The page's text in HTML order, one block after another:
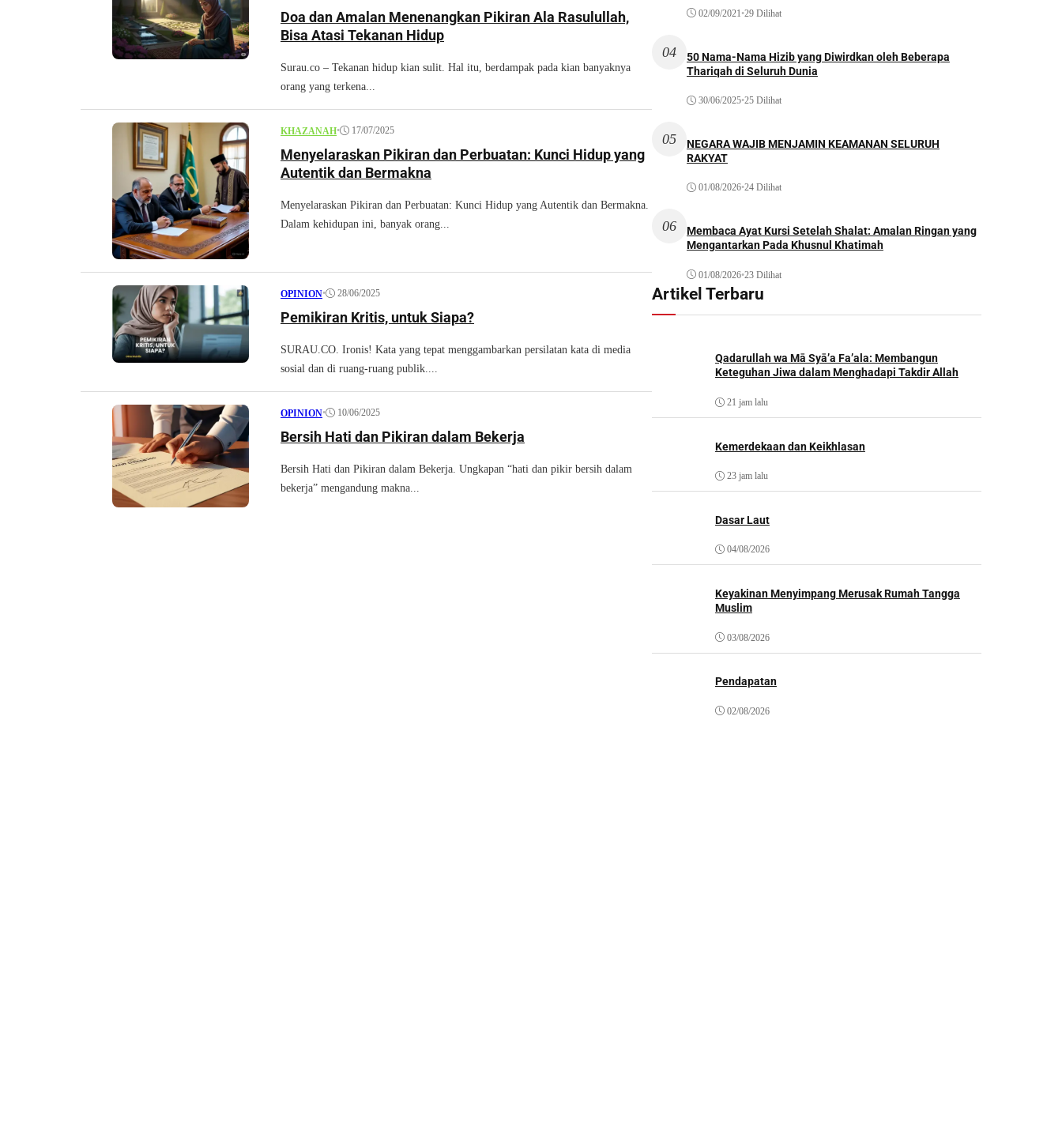
Doa dan Amalan Menenangkan Pikiran Ala Rasulullah,
Bisa Atasi Tekanan Hidup
Surau.co – Tekanan hidup kian sulit. Hal itu, berdampak pada kian banyaknya
orang yang terkena...
KHAZANAH• 17/07/2025
Menyelaraskan Pikiran dan Perbuatan: Kunci Hidup yang
Autentik dan Bermakna
Menyelaraskan Pikiran dan Perbuatan: Kunci Hidup yang Autentik dan Bermakna.
Dalam kehidupan ini, banyak orang...
OPINION• 28/06/2025
Pemikiran Kritis, untuk Siapa?
SURAU.CO. Ironis! Kata yang tepat menggambarkan persilatan kata di media
sosial dan di ruang-ruang publik....
OPINION• 10/06/2025
Bersih Hati dan Pikiran dalam Bekerja
Bersih Hati dan Pikiran dalam Bekerja. Ungkapan “hati dan pikir bersih dalam
bekerja” mengandung makna...
02/09/2021•29 Dilihat
04
50 Nama-Nama Hizib yang Diwirdkan oleh Beberapa
Thariqah di Seluruh Dunia
30/06/2025•25 Dilihat
05
NEGARA WAJIB MENJAMIN KEAMANAN SELURUH
RAKYAT
01/08/2026•24 Dilihat
06
Membaca Ayat Kursi Setelah Shalat: Amalan Ringan yang
Mengantarkan Pada Khusnul Khatimah
01/08/2026•23 Dilihat
Artikel Terbaru
Qadarullah wa Mā Syā’a Fa’ala: Membangun
Keteguhan Jiwa dalam Menghadapi Takdir Allah
21 jam lalu
Kemerdekaan dan Keikhlasan
23 jam lalu
Dasar Laut
04/08/2026
Keyakinan Menyimpang Merusak Rumah Tangga
Muslim
03/08/2026
Pendapatan
02/08/2026